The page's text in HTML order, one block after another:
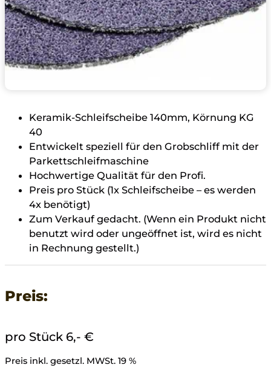
Keramik-Schleifscheibe 140mm, Körnung KG
40
Entwickelt speziell für den Grobschliff mit der
Parkettschleifmaschine
Hochwertige Qualität für den Profi.
Preis pro Stück (1x Schleifscheibe – es werden
4x benötigt)
Zum Verkauf gedacht. (Wenn ein Produkt nicht
benutzt wird oder ungeöffnet ist, wird es nicht
in Rechnung gestellt.)
Preis:
pro Stück 6,- €
Preis inkl. gesetzl. MWSt. 19 %